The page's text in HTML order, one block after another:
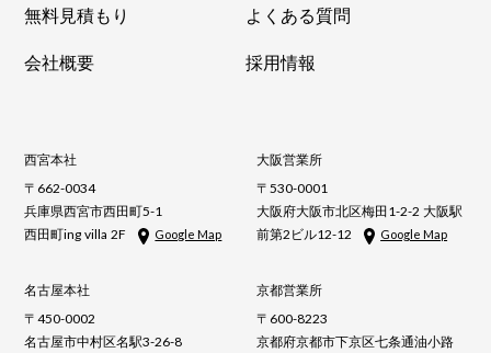
無料見積もり
よくある質問
会社概要
採用情報
西宮本社
〒662-0034
兵庫県西宮市西田町5-1
西田町ing villa 2F
Google Map
名古屋本社
〒450-0002
名古屋市中村区名駅3-26-8
大阪営業所
〒530-0001
大阪府大阪市北区梅田1-2-2 大阪駅
前第2ビル12-12
Google Map
京都営業所
〒600-8223
京都府京都市下京区七条通油小路